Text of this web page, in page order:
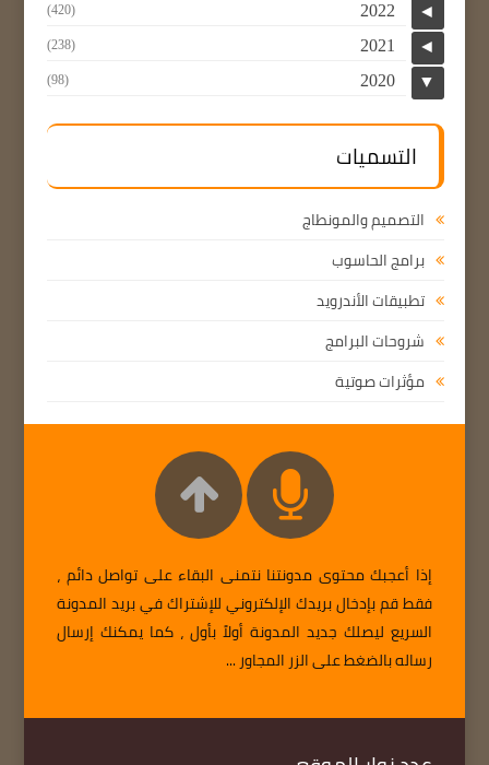
◄
2022
(420)
◄
2021
(238)
▼
2020
(98)
التسميات
التصميم والمونطاج
برامج الحاسوب
تطبيقات الأندرويد
شروحات البرامج
مؤثرات صوتية
إذا أعجبك محتوى مدونتنا نتمنى البقاء على تواصل دائم ،
فقط قم بإدخال بريدك الإلكتروني للإشتراك في بريد المدونة
السريع ليصلك جديد المدونة أولاً بأول ، كما يمكنك إرسال
رساله بالضغط على الزر المجاور ...